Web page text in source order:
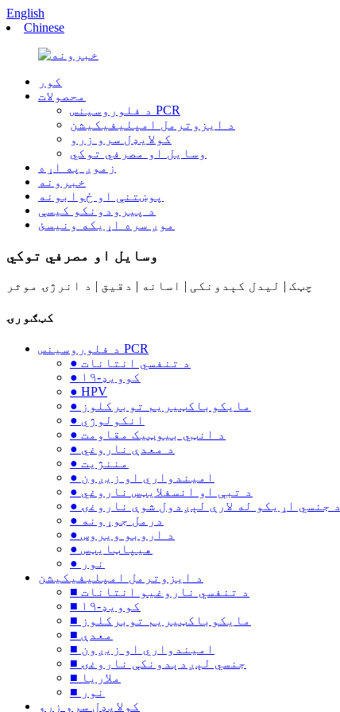
English
Chinese
کور
محصولات
د فلوروسینس PCR
د ایزوترمل امپلیفیکیشن
کولایډل سرو زرو
وسایل او مصرفي توکي
زموږ په اړه
خبرونه
پوښتنې او ځوابونه
د پیرودونکو کیسې
موږ سره اړیکه ونیسئ
وسایل او مصرفي توکي
چټک | لیدل کېدونکی | اسانه | دقیق | د انرژۍ موثر
کټګورۍ
د فلوروسینس PCR
● د تنفسي انتانات
● کوویډ-۱۹
● HPV
● مایکوباکټیریم توبرکلوز
● انکولوژي
● د انټي بیوټیک مقاومت
● د معدې ناروغي
● مننژیت
● امیندواري او زیږون
● د تبې او انسفلايټس ناروغي
● د جنسي اړیکو له لارې لېږدول شوې ناروغۍ
● درمل جوړونه
● د اروبو ویروس
● هیپاټایټس
● نور
د ایزوترمل امپلیفیکیشن
■ د تنفسي ناروغیو انتانات
■ کوویډ-۱۹
■ مایکوباکټیریم توبرکلوز
■ معدې
■ امیندواري او زیږون
■ جنسي لېږدېدونکې ناروغۍ
■ ملاریا
■ نور
کولایډل سرو زرو